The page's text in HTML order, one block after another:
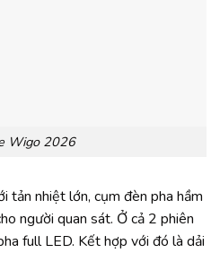
Wigo 2026
nhiệt lớn, cụm đèn pha hầm
người quan sát. Ở cả 2 phiên
full LED. Kết hợp với đó là dải